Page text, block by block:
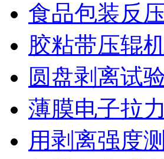
食品包装反
胶粘带压辊
圆盘剥离试
薄膜电子拉
用剥离强度